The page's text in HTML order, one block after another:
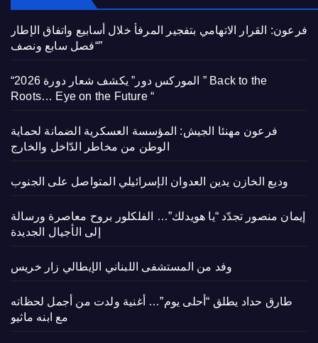
فرعون: القرار الاتهامي بتفجير المرفأ خلال أسابيع واتفاق الإطار
“فصل سابع ونصف”
“الموركس دور” يكشف شعار دورة 2026 ” Back to the
Roots… Eye on the Future “
فرعون مهنئا الجيش: المؤسسة العسكرية الضمانة لحماية
الوطن من مخاطر الدّاخل والخارج
وديع الخازن يدين العدوان الإسرائيلي المتواصل على الجنوب
إيمان منصور تجدّد “يا هويدلك”… الفلكلور بروح معاصرة ورسالة
إلى الأجيال الجديدة
وفد من المستشفى اللبناني الإيطالي زار خريس
طارق حداد يطلق “أحلى يوم”… أغنية ولدت من أجمل لحظاته
مع ابنه ماثيو